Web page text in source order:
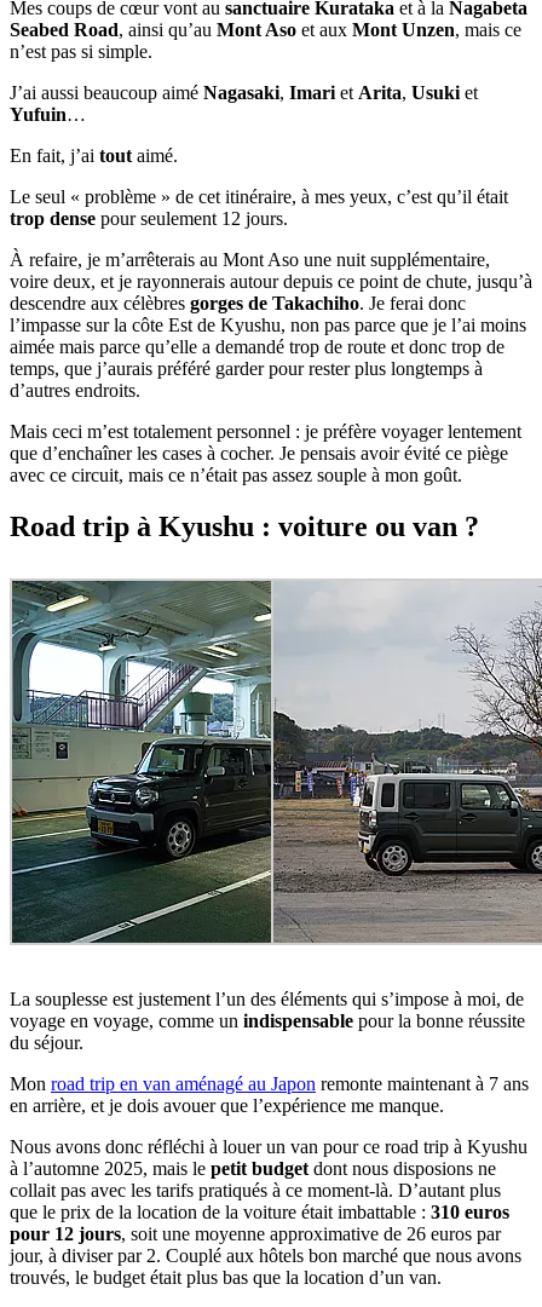
Mes coups de cœur vont au sanctuaire Kurataka et à la Nagabeta
Seabed Road, ainsi qu’au Mont Aso et aux Mont Unzen, mais ce
n’est pas si simple.
J’ai aussi beaucoup aimé Nagasaki, Imari et Arita, Usuki et
Yufuin…
En fait, j’ai tout aimé.
Le seul « problème » de cet itinéraire, à mes yeux, c’est qu’il était
trop dense pour seulement 12 jours.
À refaire, je m’arrêterais au Mont Aso une nuit supplémentaire,
voire deux, et je rayonnerais autour depuis ce point de chute, jusqu’à
descendre aux célèbres gorges de Takachiho. Je ferai donc
l’impasse sur la côte Est de Kyushu, non pas parce que je l’ai moins
aimée mais parce qu’elle a demandé trop de route et donc trop de
temps, que j’aurais préféré garder pour rester plus longtemps à
d’autres endroits.
Mais ceci m’est totalement personnel : je préfère voyager lentement
que d’enchaîner les cases à cocher. Je pensais avoir évité ce piège
avec ce circuit, mais ce n’était pas assez souple à mon goût.
Road trip à Kyushu : voiture ou van ?
La souplesse est justement l’un des éléments qui s’impose à moi, de
voyage en voyage, comme un indispensable pour la bonne réussite
du séjour.
Mon road trip en van aménagé au Japon remonte maintenant à 7 ans
en arrière, et je dois avouer que l’expérience me manque.
Nous avons donc réfléchi à louer un van pour ce road trip à Kyushu
à l’automne 2025, mais le petit budgetdont nous disposions ne
collait pas avec les tarifs pratiqués à ce moment-là. D’autant plus
que le prix de la location de la voiture était imbattable : 310 euros
pour 12 jours, soit une moyenne approximative de 26 euros par
jour, à diviser par 2. Couplé aux hôtels bon marché que nous avons
trouvés, le budget était plus bas que la location d’un van.